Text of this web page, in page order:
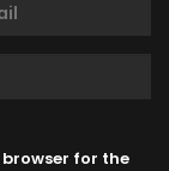
for the